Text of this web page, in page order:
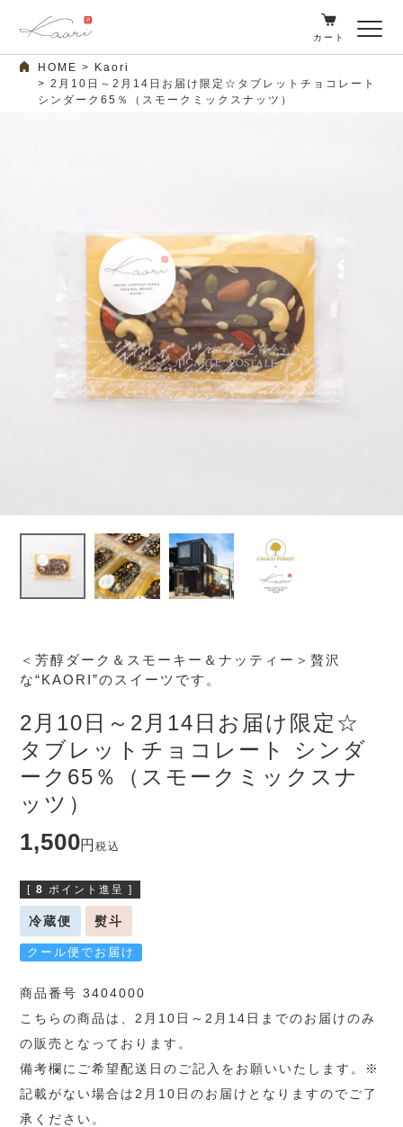
カート
HOME
Kaori
2月10日～2月14日お届け限定☆タブレットチョコレート
シンダーク65％（スモークミックスナッツ）
＜芳醇ダーク＆スモーキー＆ナッティー＞贅沢
な“KAORI”のスイーツです。
2月10日～2月14日お届け限定☆
タブレットチョコレート シンダ
ーク65％（スモークミックスナ
ッツ）
1,500 税込
[ 8 ポイント進呈 ]
冷蔵便 熨斗
クール便でお届け
商品番号 3404000
こちらの商品は、2月10日～2月14日までのお届けのみ
の販売となっております。
備考欄にご希望配送日のご記入をお願いいたします。※
記載がない場合は2月10日のお届けとなりますのでご了
承ください。